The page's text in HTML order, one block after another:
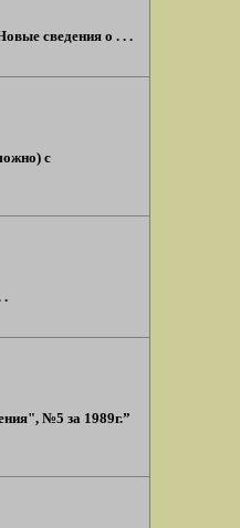
сведения о . . .
с
.
№5 за 1989г.”